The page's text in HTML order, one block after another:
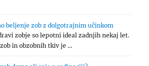
beljenje zob z dolgotrajnim učinkom
zobje so lepotni ideal zadnjih nekaj let.
in obzobnih tkiv je …